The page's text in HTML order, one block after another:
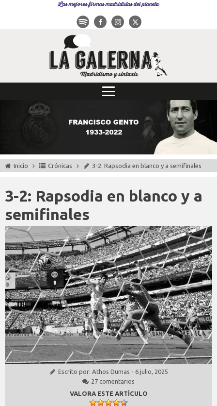
Las mejores firmas madridistas del planeta
Inicio Crónicas 3-2: Rapsodia en blanco y a semifinales
3-2: Rapsodia en blanco y a
semifinales
Escrito por: Athos Dumas - 6 julio, 2025
27 comentarios
VALORA ESTE ARTÍCULO